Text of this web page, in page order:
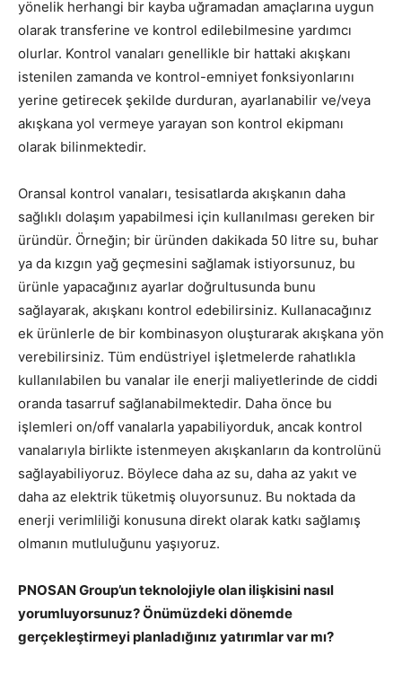
yönelik herhangi bir kayba uğramadan amaçlarına uygun
olarak transferine ve kontrol edilebilmesine yardımcı
olurlar. Kontrol vanaları genellikle bir hattaki akışkanı
istenilen zamanda ve kontrol-emniyet fonksiyonlarını
yerine getirecek şekilde durduran, ayarlanabilir ve/veya
akışkana yol vermeye yarayan son kontrol ekipmanı
olarak bilinmektedir.
Oransal kontrol vanaları, tesisatlarda akışkanın daha
sağlıklı dolaşım yapabilmesi için kullanılması gereken bir
üründür. Örneğin; bir üründen dakikada 50 litre su, buhar
ya da kızgın yağ geçmesini sağlamak istiyorsunuz, bu
ürünle yapacağınız ayarlar doğrultusunda bunu
sağlayarak, akışkanı kontrol edebilirsiniz. Kullanacağınız
ek ürünlerle de bir kombinasyon oluşturarak akışkana yön
verebilirsiniz. Tüm endüstriyel işletmelerde rahatlıkla
kullanılabilen bu vanalar ile enerji maliyetlerinde de ciddi
oranda tasarruf sağlanabilmektedir. Daha önce bu
işlemleri on/off vanalarla yapabiliyorduk, ancak kontrol
vanalarıyla birlikte istenmeyen akışkanların da kontrolünü
sağlayabiliyoruz. Böylece daha az su, daha az yakıt ve
daha az elektrik tüketmiş oluyorsunuz. Bu noktada da
enerji verimliliği konusuna direkt olarak katkı sağlamış
olmanın mutluluğunu yaşıyoruz.
PNOSAN Group’un teknolojiyle olan ilişkisini nasıl
yorumluyorsunuz? Önümüzdeki dönemde
gerçekleştirmeyi planladığınız yatırımlar var mı?